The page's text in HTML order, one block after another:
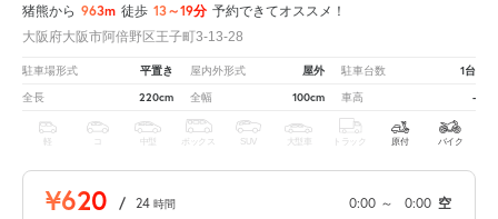
猪熊から 963m 徒歩 13～19分 予約できてオススメ！
大阪府大阪市阿倍野区王子町3-13-28
駐車場形式 平置き 屋内外形式 屋外 駐車台数 1台
全長 220cm 全幅 100cm 車高 -
軽 中型 ボックス SUV 大型車 トラック 原付 バイク
¥620 / 24 時間 0:00 ～ 0:00 空